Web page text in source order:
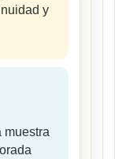
y
muestra